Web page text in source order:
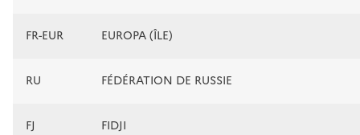
FR-EUR EUROPA (ÎLE)
RU FÉDÉRATION DE RUSSIE
FJ FIDJI